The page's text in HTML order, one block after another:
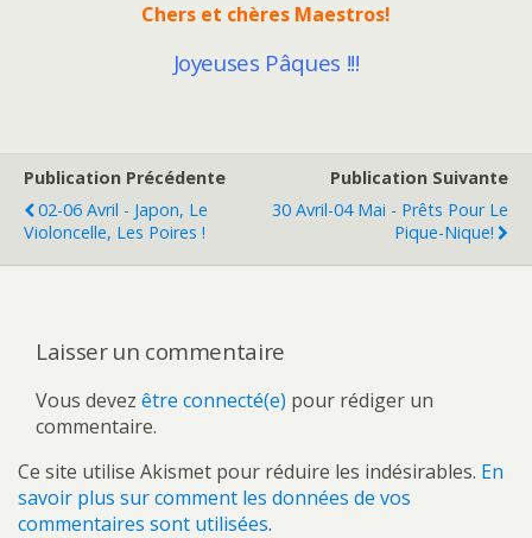
Chers et chères Maestros!
Joyeuses Pâques !!!
Publication Précédente
02-06 Avril - Japon, Le
Violoncelle, Les Poires !
Publication Suivante
30 Avril-04 Mai - Prêts Pour Le
Pique-Nique!
Laisser un commentaire
Vous devez être connecté(e) pour rédiger un
commentaire.
Ce site utilise Akismet pour réduire les indésirables. En
savoir plus sur comment les données de vos
commentaires sont utilisées.